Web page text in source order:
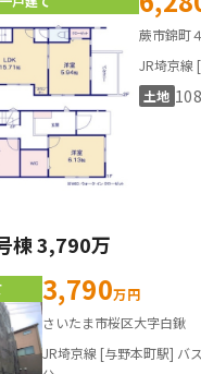
蕨市錦町
JR埼京線
土地
棟 3,790万
3,790万円
さいたま市桜区大字白鍬
JR埼京線 [与野本町駅] バ